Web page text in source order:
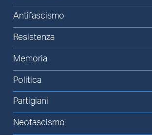
Antifascismo
Resistenza
Memoria
Politica
Partigiani
Neofascismo